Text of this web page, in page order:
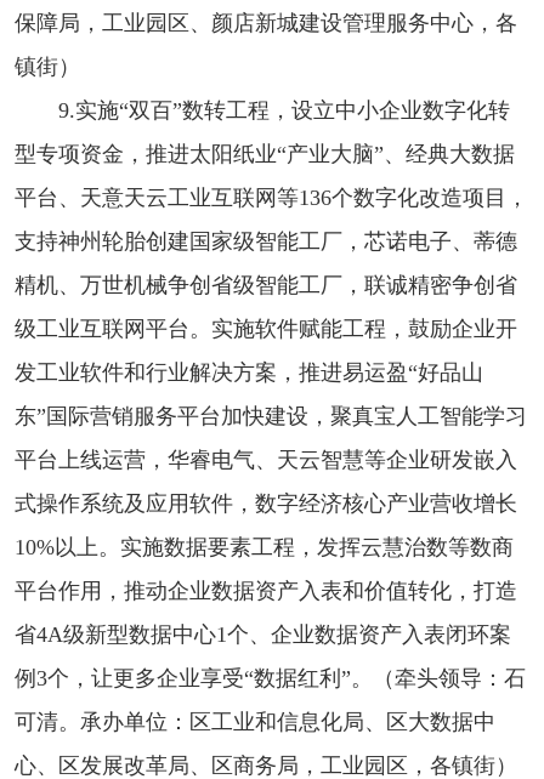
保障局，工业园区、颜店新城建设管理服务中心，各
镇街）
9.实施“双百”数转工程，设立中小企业数字化转
型专项资金，推进太阳纸业“产业大脑”、经典大数据
平台、天意天云工业互联网等136个数字化改造项目，
支持神州轮胎创建国家级智能工厂，芯诺电子、蒂德
精机、万世机械争创省级智能工厂，联诚精密争创省
级工业互联网平台。实施软件赋能工程，鼓励企业开
发工业软件和行业解决方案，推进易运盈“好品山
东”国际营销服务平台加快建设，聚真宝人工智能学习
平台上线运营，华睿电气、天云智慧等企业研发嵌入
式操作系统及应用软件，数字经济核心产业营收增长
10%以上。实施数据要素工程，发挥云慧治数等数商
平台作用，推动企业数据资产入表和价值转化，打造
省4A级新型数据中心1个、企业数据资产入表闭环案
例3个，让更多企业享受“数据红利”。（牵头领导：石
可清。承办单位：区工业和信息化局、区大数据中
心、区发展改革局、区商务局，工业园区，各镇街）